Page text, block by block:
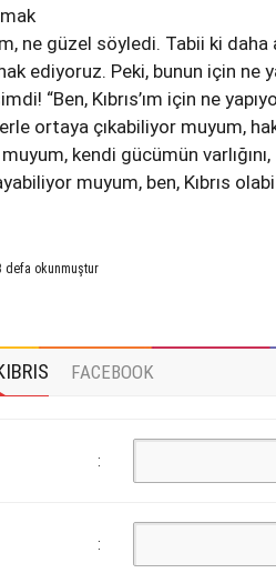
ne güzel söyledi. Tabii ki daha
ediyoruz. Peki, bunun için ne
“Ben, Kıbrıs’ım için ne
ortaya çıkabiliyor muyum,
kendi gücümün
muyum, ben, Kıbrıs
defa okunmuştur
FACEBOOK
:
: